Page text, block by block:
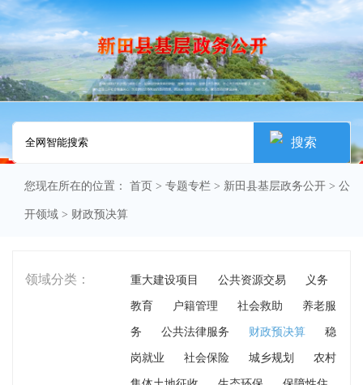
搜索
您现在所在的位置： 首页 > 专题专栏 > 新田县基层政务公开 > 公
开领域 > 财政预决算
领域分类： 重大建设项目 公共资源交易 义务
教育 户籍管理 社会救助 养老服
务 公共法律服务 财政预决算 稳
岗就业 社会保险 城乡规划 农村